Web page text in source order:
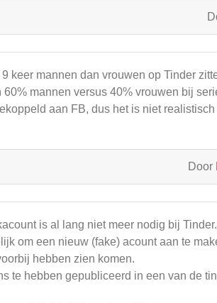
keer mannen dan vrouwen op Tinder
mannen versus 40% vrouwen bij
aan FB, dus het is niet
Door
is al lang niet meer nodig bij
om een nieuw (fake) acount aan te
hebben zien komen.
te hebben gepubliceerd in een van de